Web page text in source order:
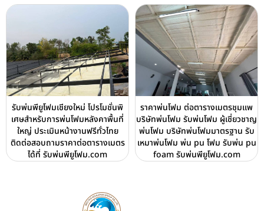
รับพ่นพียูโฟมเชียงใหม่ โปรโมชั่นพิ
เศษสำหรับการพ่นโฟมหลังคาพื้นที่
ใหญ่ ประเมินหน้างานฟรีทั่วไทย
ติดต่อสอบถามราคาต่อตารางเมตร
ได้ที่ รับพ่นพียูโฟม.com
ราคาพ่นโฟม ต่อตารางเมตรชุมแพ
บริษัทพ่นโฟม รับพ่นโฟม ผู้เชี่ยวชาญ
พ่นโฟม บริษัทพ่นโฟมมาตรฐาน รับ
เหมาพ่นโฟม พ่น pu โฟม รับพ่น pu
foam รับพ่นพียูโฟม.com